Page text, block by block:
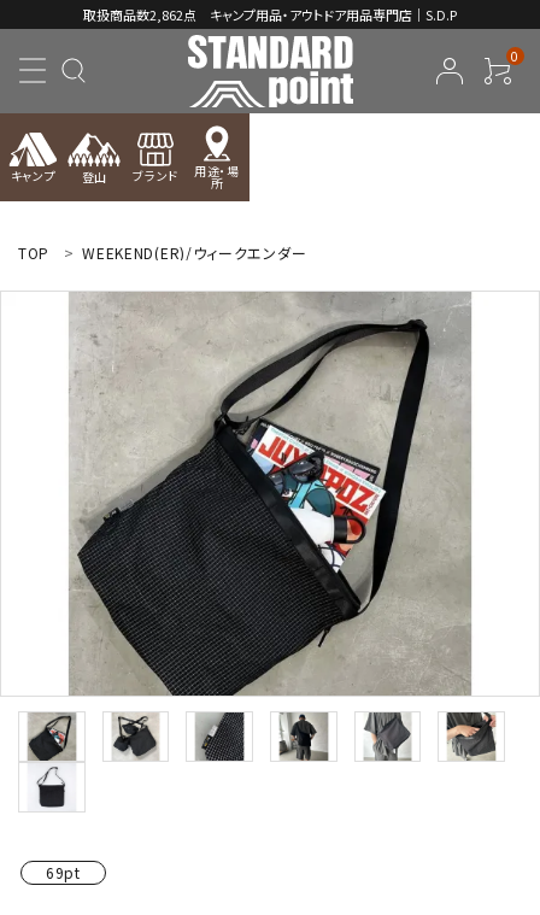
取扱商品数2,862点 キャンプ用品・アウトドア用品専門店｜S.D.P
0
キャンプ 登山 ブランド 用途・場
所
ようこそ ゲスト 様
ログイン person 新規会員登録
コンテンツ
INFORMATION
TOP WEEKEND(ER)/ウィークエンダー
69pt